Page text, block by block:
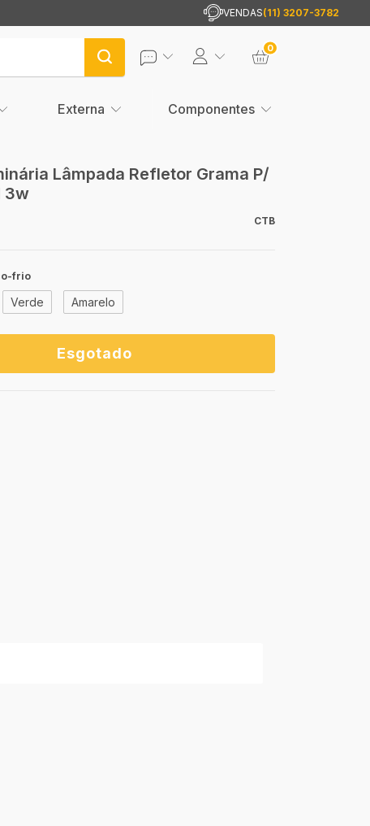
VENDAS(11) 3207-3782
0
Externa Componentes
Lâmpada Refletor Grama P/
3w
CTB
frio
Verde Amarelo